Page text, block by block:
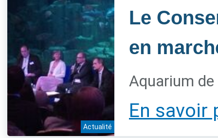
Actualité
Le
en
Aquarium
En savoir